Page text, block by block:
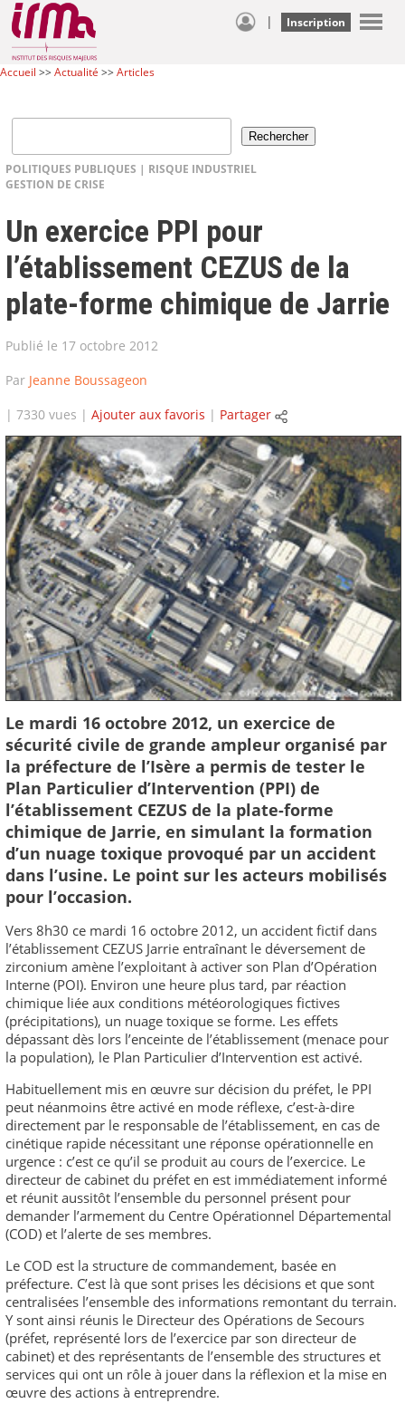
| Inscription
Accueil >>Actualité >>Articles
POLITIQUES PUBLIQUES | RISQUE INDUSTRIEL
GESTION DE CRISE
Un exercice PPI pour
l’établissement CEZUS de la
plate-forme chimique de Jarrie
Publié le 17 octobre 2012
Par Jeanne Boussageon
| 7330 vues | Ajouter aux favoris | Partager
Le mardi 16 octobre 2012, un exercice de
sécurité civile de grande ampleur organisé par
la préfecture de l’Isère a permis de tester le
Plan Particulier d’Intervention (PPI) de
l’établissement CEZUS de la plate-forme
chimique de Jarrie, en simulant la formation
d’un nuage toxique provoqué par un accident
dans l’usine. Le point sur les acteurs mobilisés
pour l’occasion.
Vers 8h30 ce mardi 16 octobre 2012, un accident fictif dans
l’établissement CEZUS Jarrie entraînant le déversement de
zirconium amène l’exploitant à activer son Plan d’Opération
Interne (POI). Environ une heure plus tard, par réaction
chimique liée aux conditions météorologiques fictives
(précipitations), un nuage toxique se forme. Les effets
dépassant dès lors l’enceinte de l’établissement (menace pour
la population), le Plan Particulier d’Intervention est activé.
Habituellement mis en œuvre sur décision du préfet, le PPI
peut néanmoins être activé en mode réflexe, c’est-à-dire
directement par le responsable de l’établissement, en cas de
cinétique rapide nécessitant une réponse opérationnelle en
urgence : c’est ce qu’il se produit au cours de l’exercice. Le
directeur de cabinet du préfet en est immédiatement informé
et réunit aussitôt l’ensemble du personnel présent pour
demander l’armement du Centre Opérationnel Départemental
(COD) et l’alerte de ses membres.
Le COD est la structure de commandement, basée en
préfecture. C’est là que sont prises les décisions et que sont
centralisées l’ensemble des informations remontant du terrain.
Y sont ainsi réunis le Directeur des Opérations de Secours
(préfet, représenté lors de l’exercice par son directeur de
cabinet) et des représentants de l’ensemble des structures et
services qui ont un rôle à jouer dans la réflexion et la mise en
œuvre des actions à entreprendre.